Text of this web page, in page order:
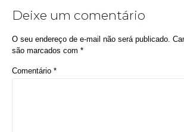
Deixe um comentário
O seu endereço de e-mail não será publicado.
são marcados com *
Comentário *